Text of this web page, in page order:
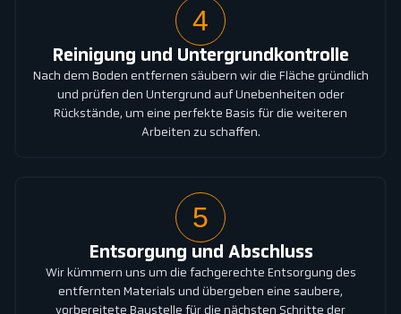
4
Reinigung und Untergrundkontrolle
Nach dem Boden entfernen säubern wir die Fläche gründlich
und prüfen den Untergrund auf Unebenheiten oder
Rückstände, um eine perfekte Basis für die weiteren
Arbeiten zu schaffen.
5
Entsorgung und Abschluss
Wir kümmern uns um die fachgerechte Entsorgung des
entfernten Materials und übergeben eine saubere,
vorbereitete Baustelle für die nächsten Schritte der